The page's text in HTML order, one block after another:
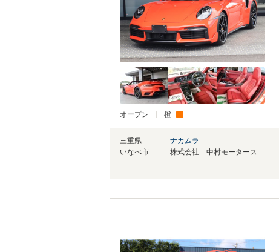
オープン 橙
三重県
いなべ市
ナカムラ
株式会社 中村モータース